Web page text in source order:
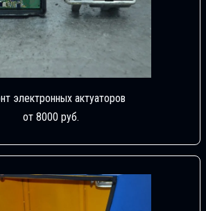
электронных актуаторов
от 8000 руб.